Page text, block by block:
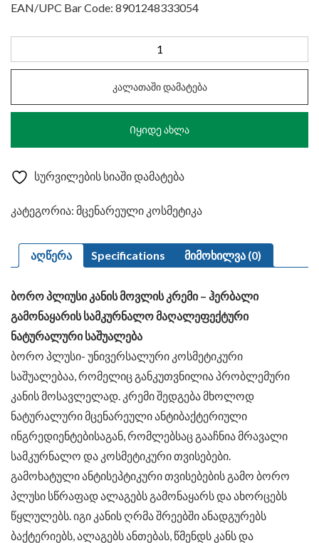
EAN/UPC Bar Code: 8901248333054
Boro
Herbal
კალათაში დამატება
Იყიდე ახლა
სურვილების სიაში დამატება
კატეგორია: მცენარეული კოსმეტიკა
აღწერა Specifications მიმოხილვა (0)
ბორო პლიუსი კანის მოვლის კრემი – ჰერბალი
გამონაყარის სამკურნალო მაღალეფექტური
ნატურალური საშუალება
ბორო პლუსი- უნივერსალური კოსმეტიკური
საშუალებაა, რომელიც განკუთვნილია პრობლემური
კანის მოსავლელად. კრემი შედგება მხოლოდ
ნატურალური მცენარეული ანტიბაქტერიული
ინგრედიენტებისაგან, რომლებსაც გააჩნია მრავალი
სამკურნალო და კოსმეტიკური თვისებები.
გამოხატული ანტისეპტიკური თვისებების გამო ბორო
პლუსი სწრაფად ალაგებს გამონაყარს და ახორცებს
წყლულებს. იგი კანის ღრმა შრეებში ანადგურებს
ბაქტერიებს, ალაგებს ანთებას, წმენდს კანს და